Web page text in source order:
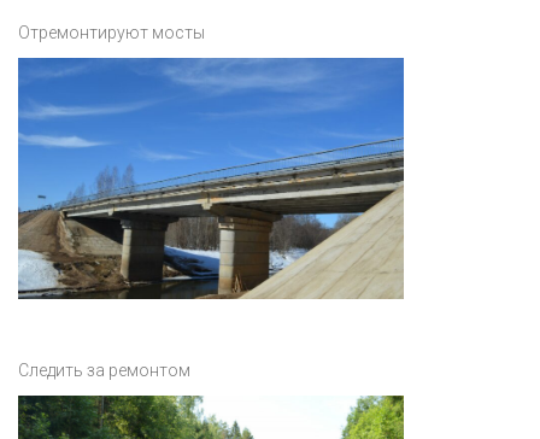
Отремонтируют мосты
Следить за ремонтом